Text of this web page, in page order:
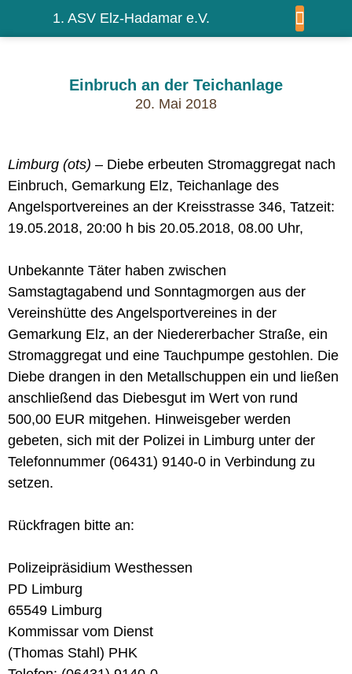
1. ASV Elz-Hadamar e.V.
Einbruch an der Teichanlage
20. Mai 2018
Limburg (ots) – Diebe erbeuten Stromaggregat nach
Einbruch, Gemarkung Elz, Teichanlage des
Angelsportvereines an der Kreisstrasse 346, Tatzeit:
19.05.2018, 20:00 h bis 20.05.2018, 08.00 Uhr,
Unbekannte Täter haben zwischen
Samstagtagabend und Sonntagmorgen aus der
Vereinshütte des Angelsportvereines in der
Gemarkung Elz, an der Niedererbacher Straße, ein
Stromaggregat und eine Tauchpumpe gestohlen. Die
Diebe drangen in den Metallschuppen ein und ließen
anschließend das Diebesgut im Wert von rund
500,00 EUR mitgehen. Hinweisgeber werden
gebeten, sich mit der Polizei in Limburg unter der
Telefonnummer (06431) 9140-0 in Verbindung zu
setzen.
Rückfragen bitte an:
Polizeipräsidium Westhessen
PD Limburg
65549 Limburg
Kommissar vom Dienst
(Thomas Stahl) PHK